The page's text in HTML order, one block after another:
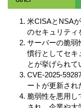
米CISAとNSA
のセキュリティ
サーバーの脆弱
慣行としてセキ
とが挙げられて
CVE-2025-
ートが更新され
脆弱性を悪用し